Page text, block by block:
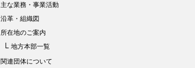
主な業務・事業活動
沿革・組織図
所在地のご案内
地方本部一覧
関連団体について